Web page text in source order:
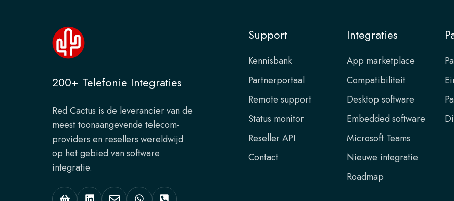
200+ Telefonie Integraties
Red Cactus is de leverancier van de
meest toonaangevende telecom-
providers en resellers wereldwijd
op het gebied van software
integratie.
Support
Kennisbank
Partnerportaal
Remote support
Status monitor
Reseller API
Contact
Integraties
App marketplace
Compatibiliteit
Desktop software
Embedded software
Microsoft Teams
Nieuwe integratie
Roadmap